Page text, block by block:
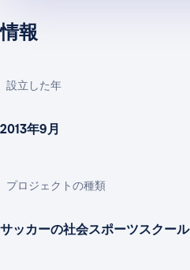
情報
設立した年
2013年9月
プロジェクトの種類
サッカーの社会スポーツスクール